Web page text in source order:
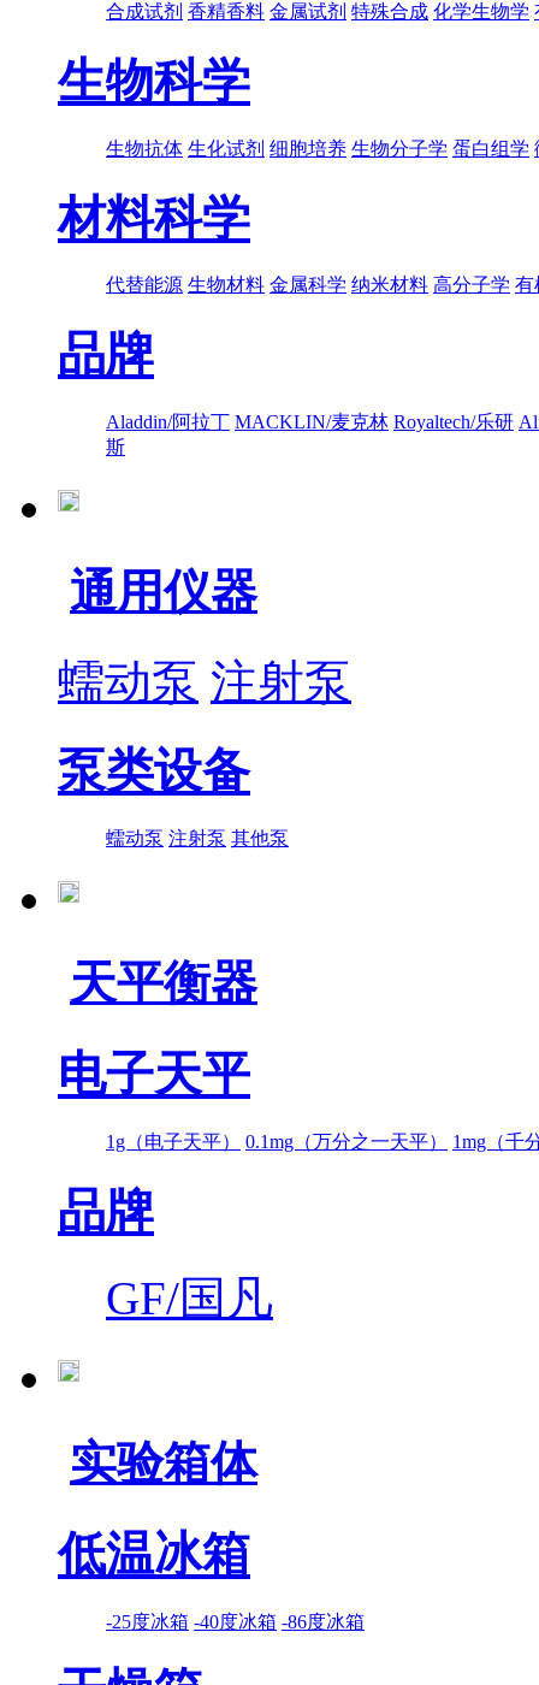
合成试剂 香精香料 金属试剂 特殊合成 化学生物学
生物科学
生物抗体 生化试剂 细胞培养 生物分子学 蛋白组学
材料科学
代替能源 生物材料 金属科学 纳米材料 高分子学 有
品牌
Aladdin/阿拉丁 MACKLIN/麦克林 Royaltech/乐研
斯
通用仪器
蠕动泵 注射泵
泵类设备
蠕动泵 注射泵 其他泵
天平衡器
电子天平
1g（电子天平） 0.1mg（万分之一天平） 1mg（千
品牌
GF/国凡
实验箱体
低温冰箱
-25度冰箱 -40度冰箱 -86度冰箱